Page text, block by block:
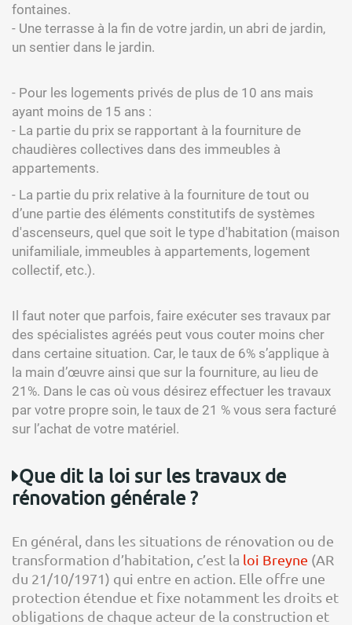
fontaines.
- Une terrasse à la fin de votre jardin, un abri de jardin,
un sentier dans le jardin.
- Pour les logements privés de plus de 10 ans mais
ayant moins de 15 ans :
- La partie du prix se rapportant à la fourniture de
chaudières collectives dans des immeubles à
appartements.
- La partie du prix relative à la fourniture de tout ou
d’une partie des éléments constitutifs de systèmes
d'ascenseurs, quel que soit le type d'habitation (maison
unifamiliale, immeubles à appartements, logement
collectif, etc.).
Il faut noter que parfois, faire exécuter ses travaux par
des spécialistes agréés peut vous couter moins cher
dans certaine situation. Car, le taux de 6% s’applique à
la main d’œuvre ainsi que sur la fourniture, au lieu de
21%. Dans le cas où vous désirez effectuer les travaux
par votre propre soin, le taux de 21 % vous sera facturé
sur l’achat de votre matériel.
Que dit la loi sur les travaux de
rénovation générale ?
En général, dans les situations de rénovation ou de
transformation d’habitation, c’est la loi Breyne (AR
du 21/10/1971) qui entre en action. Elle offre une
protection étendue et fixe notamment les droits et
obligations de chaque acteur de la construction et